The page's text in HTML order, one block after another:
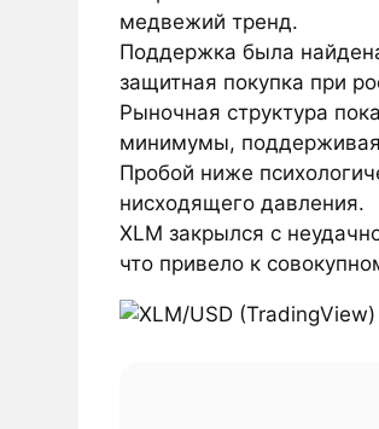
медвежий тренд.
Поддержка была
защитная покупка при
Рыночная структура
минимумы,
Пробой ниже
нисходящего давления.
XLM закрылся с
что привело к